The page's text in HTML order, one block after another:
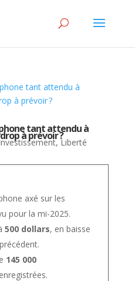
tant attendu à
à prévoir ?
, Liberté
axé sur les
pour la mi-2025.
500 dollars, en baisse
145 000